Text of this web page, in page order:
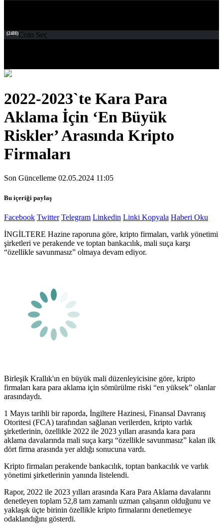
(24H)Coin Seç
2022-2023`te Kara Para
Aklama İçin ‘En Büyük
Riskler’ Arasında Kripto
Firmaları
Son Güncelleme 02.05.2024 11:05
Bu içeriği paylaş
Facebook Twitter Telegram Linkedin Linki Kopyala Haberi Oku
İNGİLTERE Hazine raporuna göre, kripto firmaları, varlık yönetimi
şirketleri ve perakende ve toptan bankacılık, mali suça karşı
“özellikle savunmasız” olmaya devam ediyor.
Birleşik Krallık'ın en büyük mali düzenleyicisine göre, kripto
firmaları kara para aklama için sömürülme riski “en yüksek” olanlar
arasındaydı.
1 Mayıs tarihli bir raporda, İngiltere Hazinesi, Finansal Davranış
Otoritesi (FCA) tarafından sağlanan verilerden, kripto varlık
şirketlerinin, özellikle 2022 ile 2023 yılları arasında kara para
aklama davalarında mali suça karşı “özellikle savunmasız” kalan ilk
dört firma arasında yer aldığı sonucuna vardı.
Kripto firmaları perakende bankacılık, toptan bankacılık ve varlık
yönetimi şirketlerinin yanında listelendi.
Rapor, 2022 ile 2023 yılları arasında Kara Para Aklama davalarını
denetleyen toplam 52,8 tam zamanlı uzman çalışanın olduğunu ve
yaklaşık üçte birinin özellikle kripto firmalarını denetlemeye
odaklandığını gösterdi.